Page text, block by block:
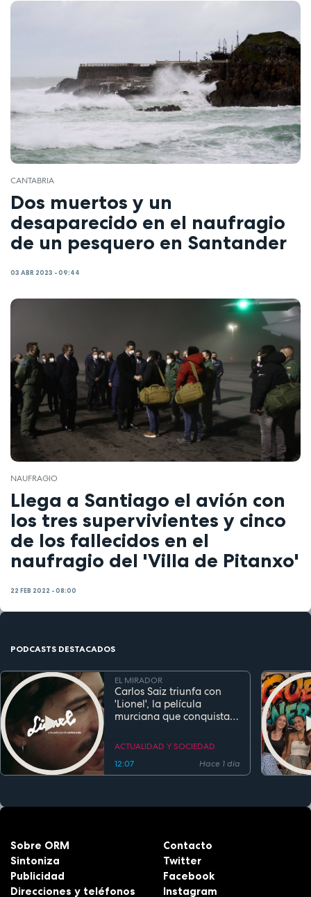
CANTABRIA
Dos muertos y un
desaparecido en el naufragio
de un pesquero en Santander
03 ABR 2023 - 09:44
NAUFRAGIO
Llega a Santiago el avión con
los tres supervivientes y cinco
de los fallecidos en el
naufragio del 'Villa de Pitanxo'
22 FEB 2022 - 08:00
PODCASTS DESTACADOS
EL MIRADOR
Carlos Saiz triunfa con
'Lionel', la película
murciana que conquista
estreno
ACTUALIDAD Y SOCIEDAD
12:07
Hace 1 día
Sobre ORM
Sintoniza
Publicidad
Direcciones y teléfonos
Contacto
Twitter
Facebook
Instagram